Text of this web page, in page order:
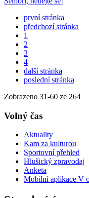
první stránka
předchozí stránka
1
2
3
4
další stránka
poslední stránka
Zobrazeno 31-60 ze 264
Volný čas
Aktuality
Kam za kulturou
Sportovní přehled
Hlušický zpravodaj
Anketa
Mobilní aplikace V